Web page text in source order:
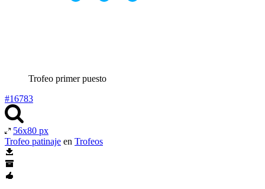
Trofeo primer puesto
#16783
56x80 px
Trofeo patinaje en Trofeos